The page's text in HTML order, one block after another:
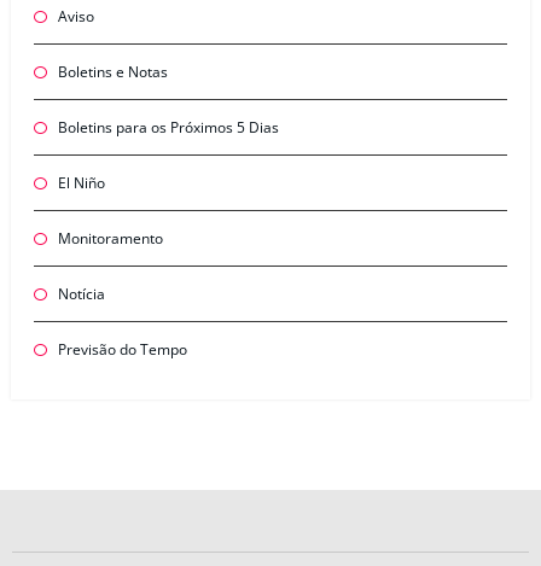
Aviso
Boletins e Notas
Boletins para os Próximos 5 Dias
El Niño
Monitoramento
Notícia
Previsão do Tempo